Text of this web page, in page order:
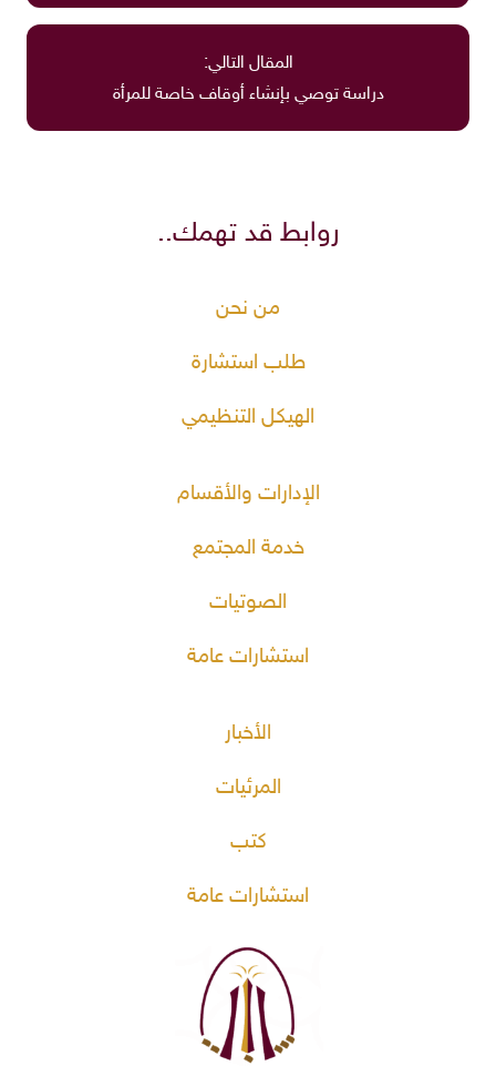
المقال التالي:
دراسة توصي بإنشاء أوقاف خاصة للمرأة
روابط قد تهمك..
من نحن
طلب استشارة
الهيكل التنظيمي
الإدارات والأقسام
خدمة المجتمع
الصوتيات
استشارات عامة
الأخبار
المرئيات
كتب
استشارات عامة